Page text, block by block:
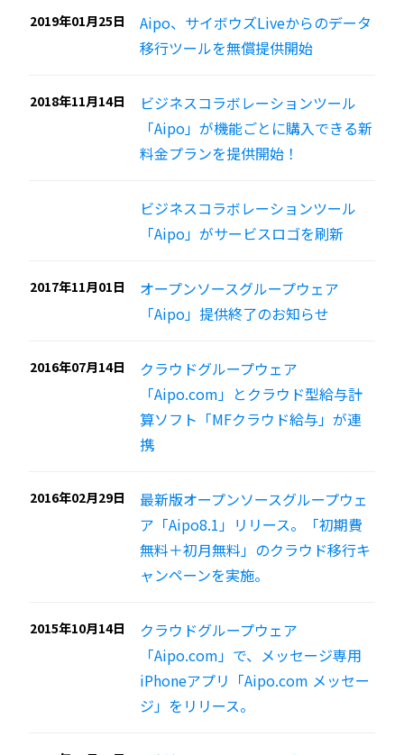
2019年01月25日
Aipo、サイボウズLiveからのデータ
移行ツールを無償提供開始
2018年11月14日
ビジネスコラボレーションツール
「Aipo」が機能ごとに購入できる新
料金プランを提供開始！
ビジネスコラボレーションツール
「Aipo」がサービスロゴを刷新
2017年11月01日
オープンソースグループウェア
「Aipo」提供終了のお知らせ
2016年07月14日
クラウドグループウェア
「Aipo.com」とクラウド型給与計
算ソフト「MFクラウド給与」が連
携
2016年02月29日
最新版オープンソースグループウェ
ア「Aipo8.1」リリース。「初期費
無料＋初月無料」のクラウド移行キ
ャンペーンを実施。
2015年10月14日
クラウドグループウェア
「Aipo.com」で、メッセージ専用
iPhoneアプリ「Aipo.com メッセー
ジ」をリリース。